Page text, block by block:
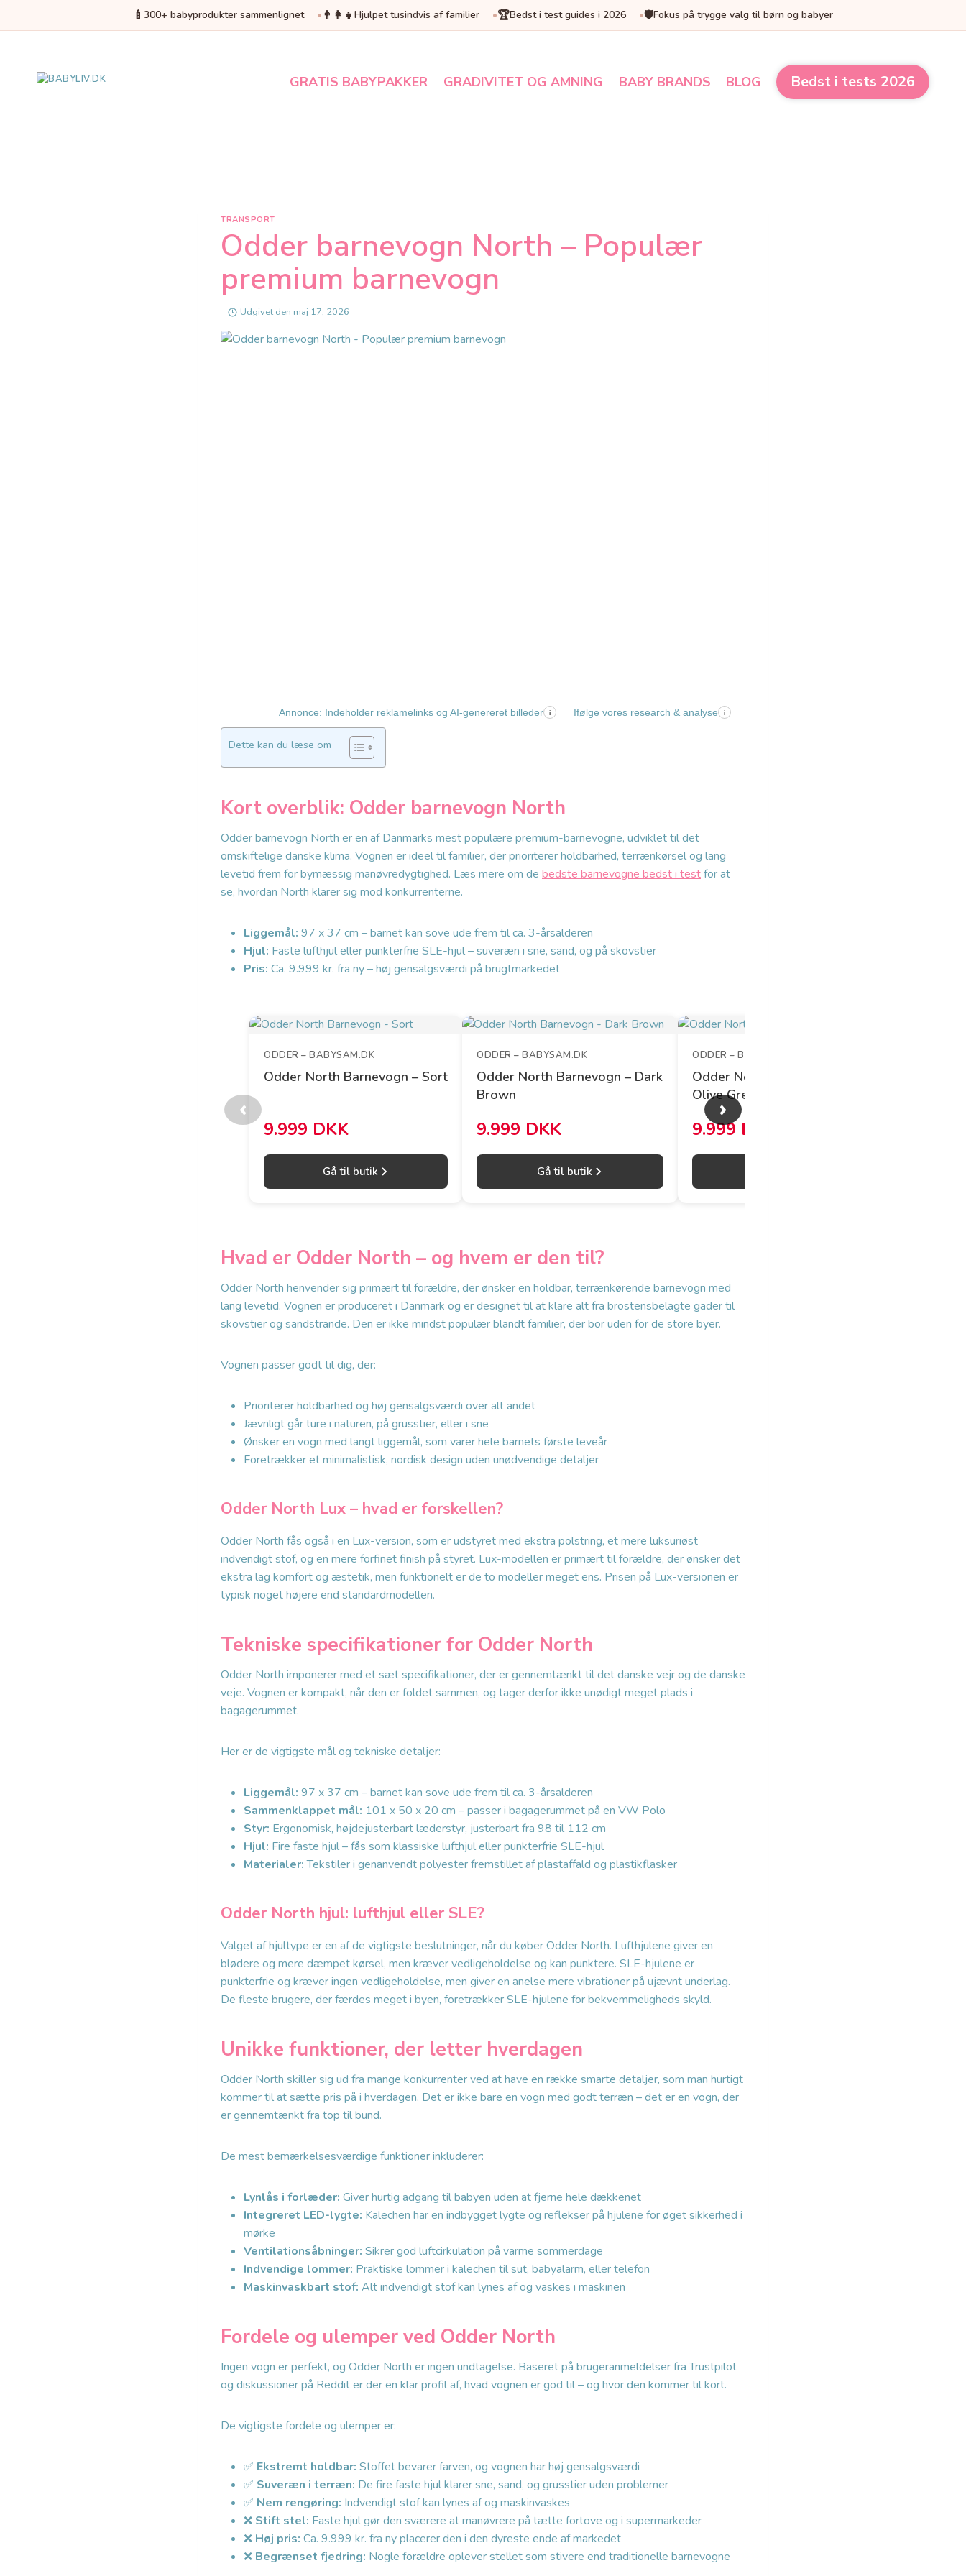
🍼 300+ babyprodukter sammenlignet 👨‍👩‍👧 Hjulpet tusindvis af familier 🏆Bedst i test guides i 2026 🛡️Fokus på trygge valg til børn og babyer
GRATIS BABYPAKKER GRADIVITET OG AMNING BABY BRANDS BLOG Bedst i tests 2026
TRANSPORT
Odder barnevogn North – Populær
premium barnevogn
Udgivet den maj 17, 2026
Annonce: Indeholder reklamelinks og AI-genereret billeder i Ifølge vores research & analyse i
Dette kan du læse om
Kort overblik: Odder barnevogn North
Odder barnevogn North er en af Danmarks mest populære premium-barnevogne, udviklet til det
omskiftelige danske klima. Vognen er ideel til familier, der prioriterer holdbarhed, terrænkørsel og lang
levetid frem for bymæssig manøvredygtighed. Læs mere om de bedste barnevogne bedst i testfor at
se, hvordan North klarer sig mod konkurrenterne.
Liggemål: 97 x 37 cm – barnet kan sove ude frem til ca. 3-årsalderen
Hjul: Faste lufthjul eller punkterfrie SLE-hjul – suveræn i sne, sand, og på skovstier
Pris: Ca. 9.999 kr. fra ny – høj gensalgsværdi på brugtmarkedet
‹ ›
ODDER – BABYSAM.DK
Odder North Barnevogn – Sort
9.999 DKK
Gå til butik
ODDER – BABYSAM.DK
Odder North Barnevogn – Dark
Brown
9.999 DKK
Gå til butik
ODDER – BABYSAM.DK
Odder North Barnevogn –
Olive Green
9.999 DKK
Hvad er Odder North – og hvem er den til?
Odder North henvender sig primært til forældre, der ønsker en holdbar, terrænkørende barnevogn med
lang levetid. Vognen er produceret i Danmark og er designet til at klare alt fra brostensbelagte gader til
skovstier og sandstrande. Den er ikke mindst populær blandt familier, der bor uden for de store byer.
Vognen passer godt til dig, der:
Prioriterer holdbarhed og høj gensalgsværdi over alt andet
Jævnligt går ture i naturen, på grusstier, eller i sne
Ønsker en vogn med langt liggemål, som varer hele barnets første leveår
Foretrækker et minimalistisk, nordisk design uden unødvendige detaljer
Odder North Lux – hvad er forskellen?
Odder North fås også i en Lux-version, som er udstyret med ekstra polstring, et mere luksuriøst
indvendigt stof, og en mere forfinet finish på styret. Lux-modellen er primært til forældre, der ønsker det
ekstra lag komfort og æstetik, men funktionelt er de to modeller meget ens. Prisen på Lux-versionen er
typisk noget højere end standardmodellen.
Tekniske specifikationer for Odder North
Odder North imponerer med et sæt specifikationer, der er gennemtænkt til det danske vejr og de danske
veje. Vognen er kompakt, når den er foldet sammen, og tager derfor ikke unødigt meget plads i
bagagerummet.
Her er de vigtigste mål og tekniske detaljer:
Liggemål: 97 x 37 cm – barnet kan sove ude frem til ca. 3-årsalderen
Sammenklappet mål: 101 x 50 x 20 cm – passer i bagagerummet på en VW Polo
Styr: Ergonomisk, højdejusterbart læderstyr, justerbart fra 98 til 112 cm
Hjul: Fire faste hjul – fås som klassiske lufthjul eller punkterfrie SLE-hjul
Materialer:Tekstiler i genanvendt polyester fremstillet af plastaffald og plastikflasker
Odder North hjul: lufthjul eller SLE?
Valget af hjultype er en af de vigtigste beslutninger, når du køber Odder North. Lufthjulene giver en
blødere og mere dæmpet kørsel, men kræver vedligeholdelse og kan punktere. SLE-hjulene er
punkterfrie og kræver ingen vedligeholdelse, men giver en anelse mere vibrationer på ujævnt underlag.
De fleste brugere, der færdes meget i byen, foretrækker SLE-hjulene for bekvemmeligheds skyld.
Unikke funktioner, der letter hverdagen
Odder North skiller sig ud fra mange konkurrenter ved at have en række smarte detaljer, som man hurtigt
kommer til at sætte pris på i hverdagen. Det er ikke bare en vogn med godt terræn – det er en vogn, der
er gennemtænkt fra top til bund.
De mest bemærkelsesværdige funktioner inkluderer:
Lynlås i forlæder: Giver hurtig adgang til babyen uden at fjerne hele dækkenet
Integreret LED-lygte: Kalechen har en indbygget lygte og reflekser på hjulene for øget sikkerhed i
mørke
Ventilationsåbninger: Sikrer god luftcirkulation på varme sommerdage
Indvendige lommer: Praktiske lommer i kalechen til sut, babyalarm, eller telefon
Maskinvaskbart stof: Alt indvendigt stof kan lynes af og vaskes i maskinen
Fordele og ulemper ved Odder North
Ingen vogn er perfekt, og Odder North er ingen undtagelse. Baseret på brugeranmeldelser fra Trustpilot
og diskussioner på Reddit er der en klar profil af, hvad vognen er god til – og hvor den kommer til kort.
De vigtigste fordele og ulemper er:
✅ Ekstremt holdbar: Stoffet bevarer farven, og vognen har høj gensalgsværdi
✅ Suveræn i terræn: De fire faste hjul klarer sne, sand, og grusstier uden problemer
✅ Nem rengøring: Indvendigt stof kan lynes af og maskinvaskes
❌ Stift stel: Faste hjul gør den sværere at manøvrere på tætte fortove og i supermarkeder
❌ Høj pris: Ca. 9.999 kr. fra ny placerer den i den dyreste ende af markedet
❌ Begrænset fjedring: Nogle forældre oplever stellet som stivere end traditionelle barnevogne